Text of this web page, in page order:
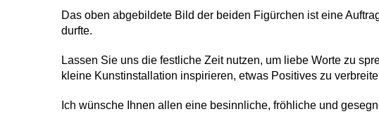
Das oben abgebildete Bild der beiden Figürchen ist eine
durfte.
Lassen Sie uns die festliche Zeit nutzen, um liebe Worte zu
kleine Kunstinstallation inspirieren, etwas Positives zu
Ich wünsche Ihnen allen eine besinnliche, fröhliche und